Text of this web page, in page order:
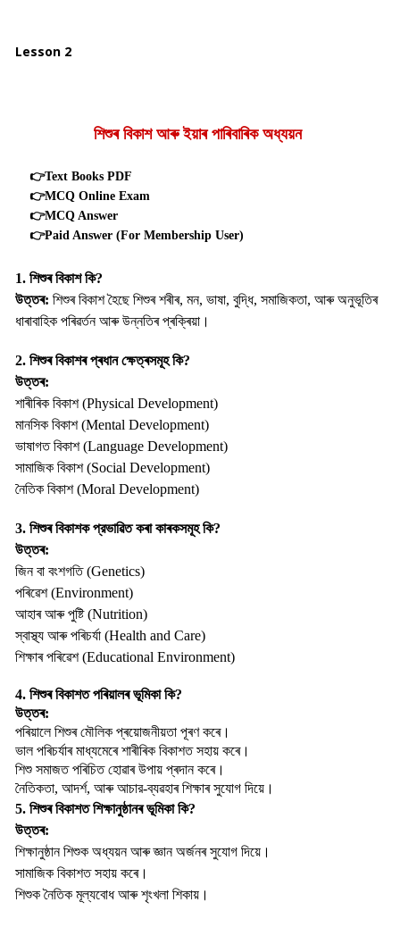
Lesson 2
শিশুৰ বিকাশ আৰু ইয়াৰ পাৰিবাৰিক অধ্যয়ন
👉Text Books PDF
👉MCQ Online Exam
👉MCQ Answer
👉Paid Answer (For Membership User)
1. শিশুৰ বিকাশ কি?
উত্তৰ: শিশুৰ বিকাশ হৈছে শিশুৰ শৰীৰ, মন, ভাষা, বুদ্ধি, সমাজিকতা, আৰু অনুভূতিৰ
ধাৰাবাহিক পৰিৱৰ্তন আৰু উন্নতিৰ প্ৰক্ৰিয়া।
2. শিশুৰ বিকাশৰ প্ৰধান ক্ষেত্ৰসমূহ কি?
উত্তৰ:
শাৰীৰিক বিকাশ (Physical Development)
মানসিক বিকাশ (Mental Development)
ভাষাগত বিকাশ (Language Development)
সামাজিক বিকাশ (Social Development)
নৈতিক বিকাশ (Moral Development)
3. শিশুৰ বিকাশক প্রভাৱিত কৰা কাৰকসমূহ কি?
উত্তৰ:
জিন বা বংশগতি (Genetics)
পৰিৱেশ (Environment)
আহাৰ আৰু পুষ্টি (Nutrition)
স্বাস্থ্য আৰু পৰিচৰ্যা (Health and Care)
শিক্ষাৰ পৰিৱেশ (Educational Environment)
4. শিশুৰ বিকাশত পৰিয়ালৰ ভূমিকা কি?
উত্তৰ:
পৰিয়ালে শিশুৰ মৌলিক প্ৰয়োজনীয়তা পূৰণ কৰে।
ভাল পৰিচৰ্যাৰ মাধ্যমেৰে শাৰীৰিক বিকাশত সহায় কৰে।
শিশু সমাজত পৰিচিত হোৱাৰ উপায় প্ৰদান কৰে।
নৈতিকতা, আদৰ্শ, আৰু আচার-ব্যৱহাৰ শিক্ষাৰ সুযোগ দিয়ে।
5. শিশুৰ বিকাশত শিক্ষানুষ্ঠানৰ ভূমিকা কি?
উত্তৰ:
শিক্ষানুষ্ঠান শিশুক অধ্যয়ন আৰু জ্ঞান অর্জনৰ সুযোগ দিয়ে।
সামাজিক বিকাশত সহায় কৰে।
শিশুক নৈতিক মূল্যবোধ আৰু শৃংখলা শিকায়।